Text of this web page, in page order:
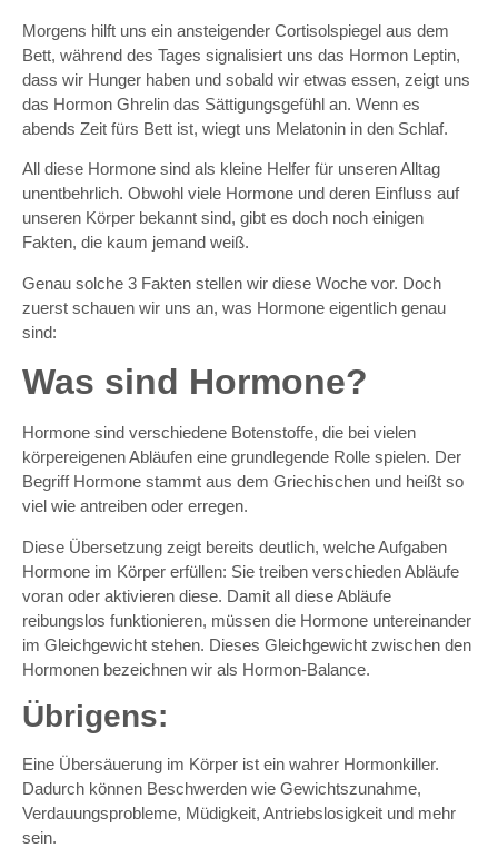
Morgens hilft uns ein ansteigender Cortisolspiegel aus dem
Bett, während des Tages signalisiert uns das Hormon Leptin,
dass wir Hunger haben und sobald wir etwas essen, zeigt uns
das Hormon Ghrelin das Sättigungsgefühl an. Wenn es
abends Zeit fürs Bett ist, wiegt uns Melatonin in den Schlaf.
All diese Hormone sind als kleine Helfer für unseren Alltag
unentbehrlich. Obwohl viele Hormone und deren Einfluss auf
unseren Körper bekannt sind, gibt es doch noch einigen
Fakten, die kaum jemand weiß.
Genau solche 3 Fakten stellen wir diese Woche vor. Doch
zuerst schauen wir uns an, was Hormone eigentlich genau
sind:
Was sind Hormone?
Hormone sind verschiedene Botenstoffe, die bei vielen
körpereigenen Abläufen eine grundlegende Rolle spielen. Der
Begriff Hormone stammt aus dem Griechischen und heißt so
viel wie antreiben oder erregen.
Diese Übersetzung zeigt bereits deutlich, welche Aufgaben
Hormone im Körper erfüllen: Sie treiben verschieden Abläufe
voran oder aktivieren diese. Damit all diese Abläufe
reibungslos funktionieren, müssen die Hormone untereinander
im Gleichgewicht stehen. Dieses Gleichgewicht zwischen den
Hormonen bezeichnen wir als Hormon-Balance.
Übrigens:
Eine Übersäuerung im Körper ist ein wahrer Hormonkiller.
Dadurch können Beschwerden wie Gewichtszunahme,
Verdauungsprobleme, Müdigkeit, Antriebslosigkeit und mehr
sein.